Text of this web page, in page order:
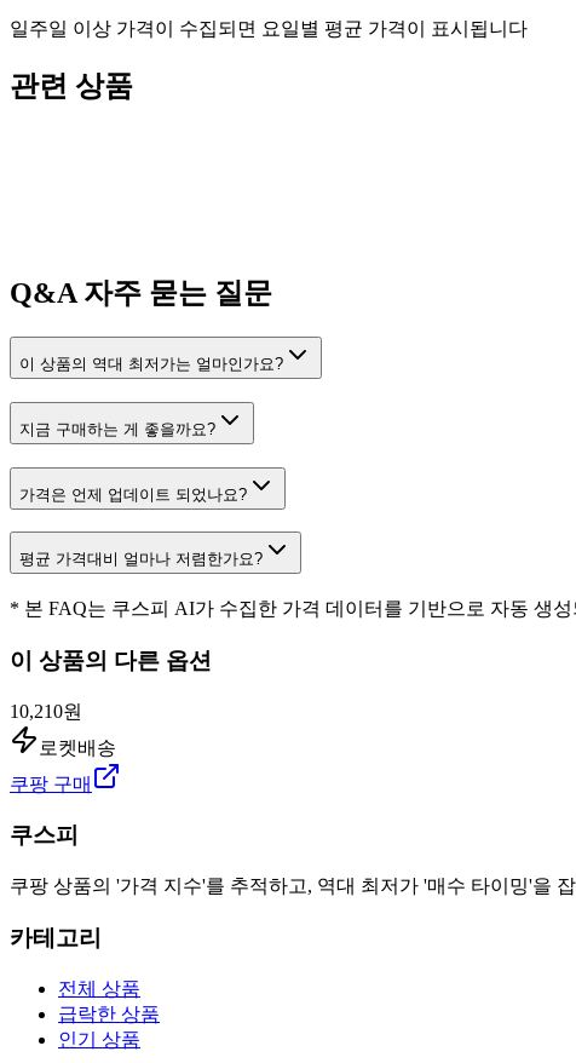
일주일 이상 가격이 수집되면 요일별 평균 가격이 표시됩니다
관련 상품
Q&A자주 묻는 질문
이 상품의 역대 최저가는 얼마인가요?
지금 구매하는 게 좋을까요?
가격은 언제 업데이트 되었나요?
평균 가격대비 얼마나 저렴한가요?
* 본 FAQ는 쿠스피 AI가 수집한 가격 데이터를 기반으로 자동 생
이 상품의 다른 옵션
10,210원
로켓배송
쿠팡 구매
쿠스피
쿠팡 상품의 '가격 지수'를 추적하고, 역대 최저가 '매수 타이밍'을
카테고리
전체 상품
급락한 상품
인기 상품